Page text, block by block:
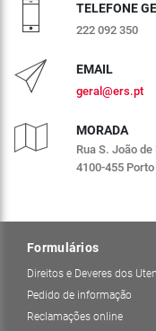
TELEFONE
222 092 350
EMAIL
geral@ers.pt
MORADA
Rua S. João
4100-455 Porto
Formulários
Direitos e Deveres dos
Pedido de informação
Reclamações online